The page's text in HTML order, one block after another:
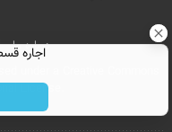
درباره ما
under a Creative Commons
License.